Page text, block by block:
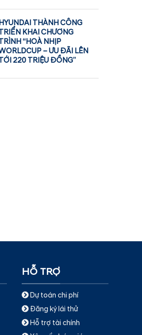
THÀNH CÔNG
KHAI CHƯƠNG
“HOÀ NHỊP
– ƯU ĐÃI LÊN
220 TRIỆU ĐỒNG”
HỖ TRỢ
Dự toán chi phí
Đăng ký lái thử
Hỗ trợ tài chính